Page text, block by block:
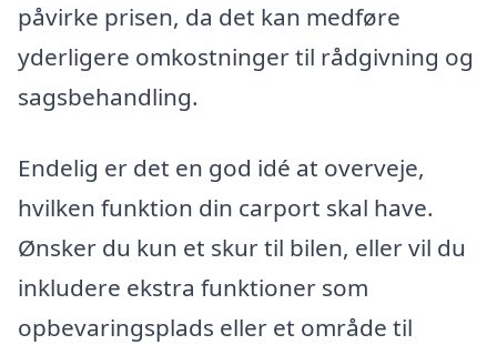
påvirke prisen, da det kan medføre
yderligere omkostninger til rådgivning og
sagsbehandling.
Endelig er det en god idé at overveje,
hvilken funktion din carport skal have.
Ønsker du kun et skur til bilen, eller vil du
inkludere ekstra funktioner som
opbevaringsplads eller et område til